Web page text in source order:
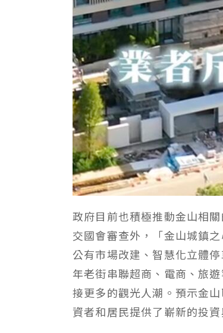
政府目前也積極推動金山相
交國會審查外，「金山城鎮
公有市場改建、智慧化立體
年老街串聯超商、電商、旅
接更多的觀光人潮。預示金
資者和居民提供了嶄新的投資